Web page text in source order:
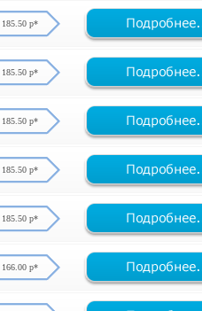
185.50 р*
185.50 р*
185.50 р*
185.50 р*
185.50 р*
166.00 р*